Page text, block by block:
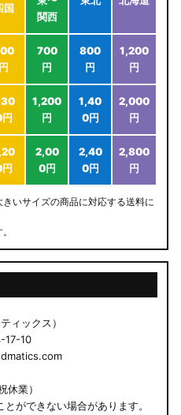
国
関西
円
700
円
800
円
1,200
円
1,200
円
1,40
0円
2,000
円
2,00
0円
2,40
0円
2,800
円
いサイズの商品に対応する送料に
ィックス）
17-10
業）
ができない場合があります。